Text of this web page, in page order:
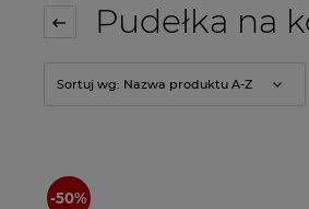
Pudełka na
Sortuj wg: Nazwa produktu A-Z